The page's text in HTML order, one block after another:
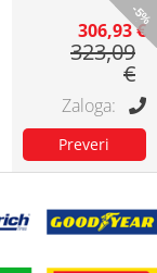
-5%
306,93 €
323,09
€